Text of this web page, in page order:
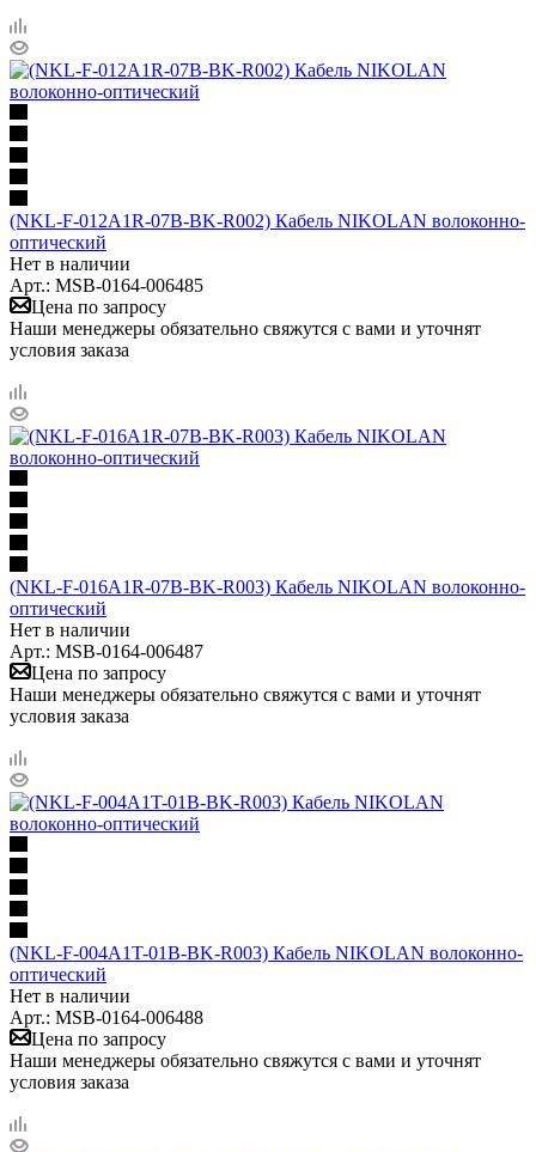
(NKL-F-012A1R-07B-BK-R002) Кабель NIKOLAN волоконно-
оптический
Нет в наличии
Арт.: MSB-0164-006485
Цена по запросу
Наши менеджеры обязательно свяжутся с вами и уточнят
условия заказа
(NKL-F-016A1R-07B-BK-R003) Кабель NIKOLAN волоконно-
оптический
Нет в наличии
Арт.: MSB-0164-006487
Цена по запросу
Наши менеджеры обязательно свяжутся с вами и уточнят
условия заказа
(NKL-F-004A1T-01B-BK-R003) Кабель NIKOLAN волоконно-
оптический
Нет в наличии
Арт.: MSB-0164-006488
Цена по запросу
Наши менеджеры обязательно свяжутся с вами и уточнят
условия заказа